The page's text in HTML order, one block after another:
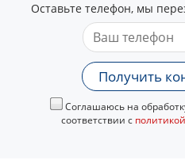
Оставьте телефон, мы
Получить
Соглашаюсь на
соответствии с